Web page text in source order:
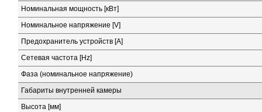
Номинальная мощность [кВт]
Номинальное напряжение [V]
Предохранитель устройств [A]
Сетевая частота [Hz]
Фаза (номинальное напряжение)
Габариты внутренней камеры
Высота [мм]